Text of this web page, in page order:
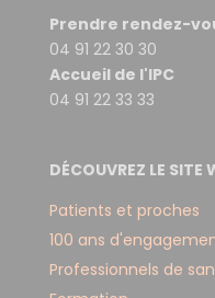
Prendre rendez-
04 91 22 30 30
Accueil de l'IPC
04 91 22 33 33
DÉCOUVREZ LE SITE
Patients et proches
100 ans
Professionnels de